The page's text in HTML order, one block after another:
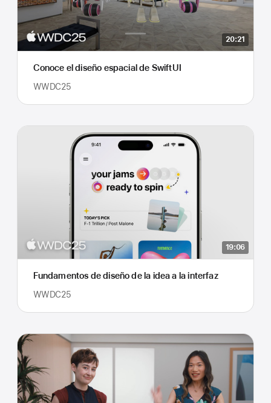
20:21
Conoce el diseño espacial de SwiftUI
WWDC25
19:06
Fundamentos de diseño de la idea a la interfaz
WWDC25